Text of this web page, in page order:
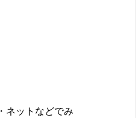
ネットなどでみ